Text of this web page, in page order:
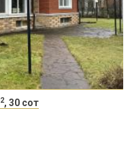
2, 30 сот